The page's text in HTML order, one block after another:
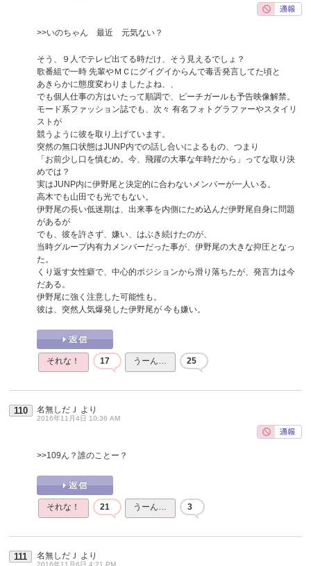
>>いのちゃん 最近 元気ない？
そう、９人でテレビ出てる時だけ、そう見えるでしょ？
歌番組で一時 先輩やＭＣにグイグイからんで毒舌発言してた頃と
あきらかに態度変わりましたよね、、
でも個人仕事の方はいたって順調で、ピーチガールも予告映像解禁。
モード系ファッション誌でも、次々 有名フォトグラファーやスタイリ
ストが
競うように彼を取り上げています。
突然の無口状態はJUNP内での話し合いによるもの、つまり
「お前少し口を慎むめ。今、飛躍の大事な年時だから」ってな取り決
めでは？
実はJUNP内に伊野尾と決定的に合わないメンバーが一人いる。
高木でも山田でも光でもない。
伊野尾の長い低迷期は、出来事を内側にため込んだ伊野尾自身に問題
があるが
でも、彼を許さず、嫌い、はぶき続けたのが、
当時グループ内有力メンバーだった事が、伊野尾の大きな抑圧となっ
た。
くり返す女性癖で、中心的ポジションから滑り落ちたが、発言力は今
だある。
伊野尾に強く注意した可能性も。
彼は、突然人気爆発した伊野尾が 今も嫌い。
それな！ 17 うーん… 25
110 名無しだＪ より
2016年11月4日 10:36 AM
>>109ん？誰のことー？
それな！ 21 うーん… 3
111 名無しだＪ より
2016年11月6日 4:21 PM